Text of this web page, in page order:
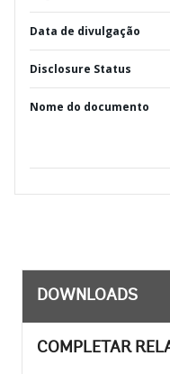
Data de divulgação
Disclosure Status
Nome do documento
DOWNLOADS
COMPLETAR